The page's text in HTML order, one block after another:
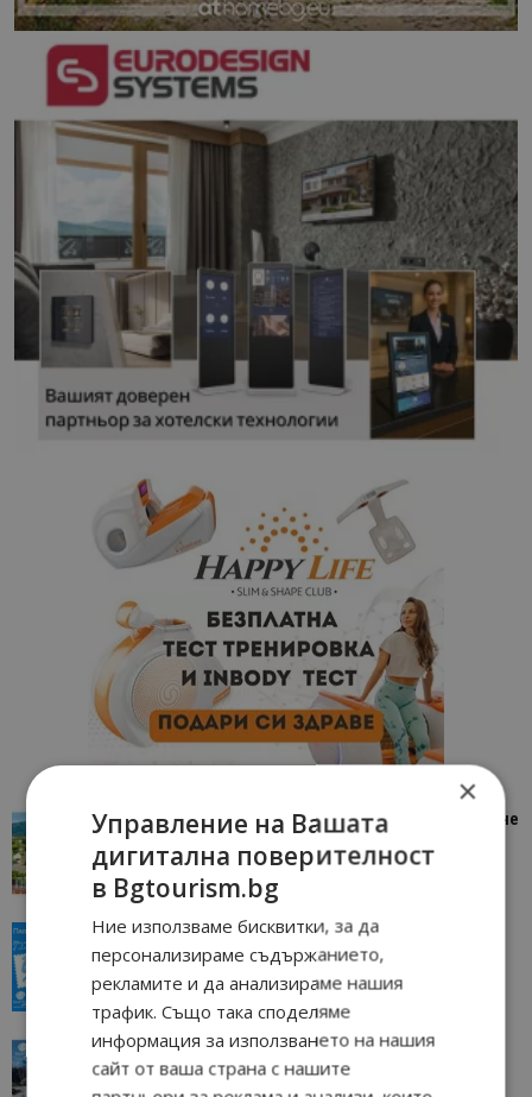
“Пощенска картичка от…”: Петрич – Изживяване
11/07/2026 11:22
“Пощенска картичка от…”: Пловдив, градът на
всички времена
Пловдив 23/06/2026 10:00
“Пощенска картичка от…”: Перник – град на
традициите, културата и вдъхновяващите...
×
Управление на Вашата
дигитална поверителност
в Bgtourism.bg
Ние използваме бисквитки, за да
персонализираме съдържанието,
рекламите и да анализираме нашия
трафик. Също така споделяме
информация за използването на нашия
сайт от ваша страна с нашите